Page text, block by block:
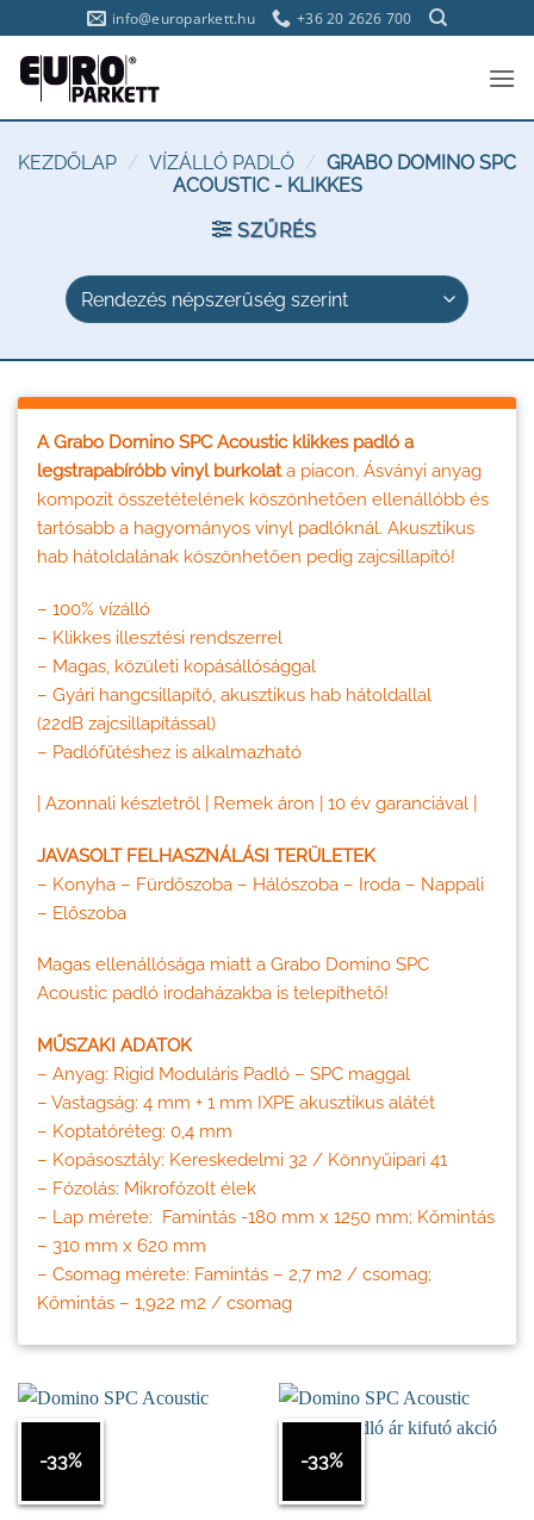
to
content
info@europarkett.hu +36 20 2626 700
KEZDŐLAP / VÍZÁLLÓ PADLÓ / GRABO DOMINO SPC
ACOUSTIC - KLIKKES
SZŰRÉS
A Grabo Domino SPC Acoustic klikkes padló a
legstrapabíróbb vinyl burkolata piacon. Ásványi anyag
kompozit összetételének köszönhetően ellenállóbb és
tartósabb a hagyományos vinyl padlóknál. Akusztikus
hab hátoldalának köszönhetően pedig zajcsillapító!
– 100% vízálló
– Klikkes illesztési rendszerrel
– Magas, közületi kopásállósággal
– Gyári hangcsillapító, akusztikus hab hátoldallal
(22dB zajcsillapítással)
– Padlófűtéshez is alkalmazható
| Azonnali készletről | Remek áron | 10 év garanciával |
JAVASOLT FELHASZNÁLÁSI TERÜLETEK
– Konyha – Fürdőszoba – Hálószoba – Iroda – Nappali
– Előszoba
Magas ellenállósága miatt a Grabo Domino SPC
Acoustic padló irodaházakba is telepíthető!
MŰSZAKI ADATOK
– Anyag: Rigid Moduláris Padló – SPC maggal
– Vastagság: 4 mm + 1 mm IXPE akusztikus alátét
– Koptatóréteg: 0,4 mm
– Kopásosztály: Kereskedelmi 32 / Könnyűipari 41
– Fózolás: Mikrofózolt élek
– Lap mérete: Famintás -180 mm x 1250 mm; Kőmintás
– 310 mm x 620 mm
– Csomag mérete: Famintás – 2,7 m2 / csomag;
Kőmintás – 1,922 m2 / csomag
-33% -33%